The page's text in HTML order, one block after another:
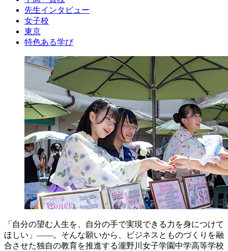
先生インタビュー
女子校
東京
特色ある学び
「自分の望む人生を、自分の手で実現できる力を身につけて
ほしい」――。そんな願いから、ビジネスとものづくりを融
合させた独自の教育を推進する瀧野川女子学園中学高等学校